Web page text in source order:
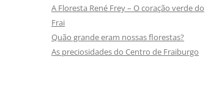
A Floresta René Frey – O coração verde do
Frai
Quão grande eram nossas florestas?
As preciosidades do Centro de Fraiburgo